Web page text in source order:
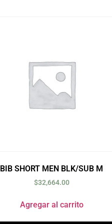
BIB SHORT MEN BLK/SUB M
$32,664.00
Agregar al carrito